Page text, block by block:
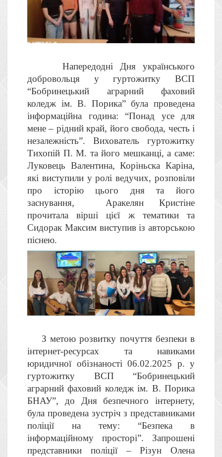
Напередодні Дня українського
добровольця у гуртожитку ВСП
“Бобринецький аграрний фаховий
коледж ім. В. Порика” була проведена
інформаційна година: “Понад усе для
мене – рідний край, його свобода, честь і
незалежність”. Вихователь гуртожитку
Тихопій П. М. та його мешканці, а саме:
Луковець Валентина, Коріньска Каріна,
які виступили у ролі ведучих, розповіли
про історію цього дня та його
заснування, Аракелян Кристіне
прочитала вірші цієї ж тематики та
Сидорак Максим виступив із авторською
піснею.
З метою розвитку почуття безпеки в
інтернет-ресурсах та навиками
юридичної обізнаності 06.02.2025 р. у
гуртожитку ВСП “Бобринецький
аграрний фаховий коледж ім. В. Порика
БНАУ”, до Дня безпечного інтернету,
була проведена зустріч з представниками
поліції на тему: “Безпека в
інформаційному просторі”. Запрошені
представники поліції – Різун Олена